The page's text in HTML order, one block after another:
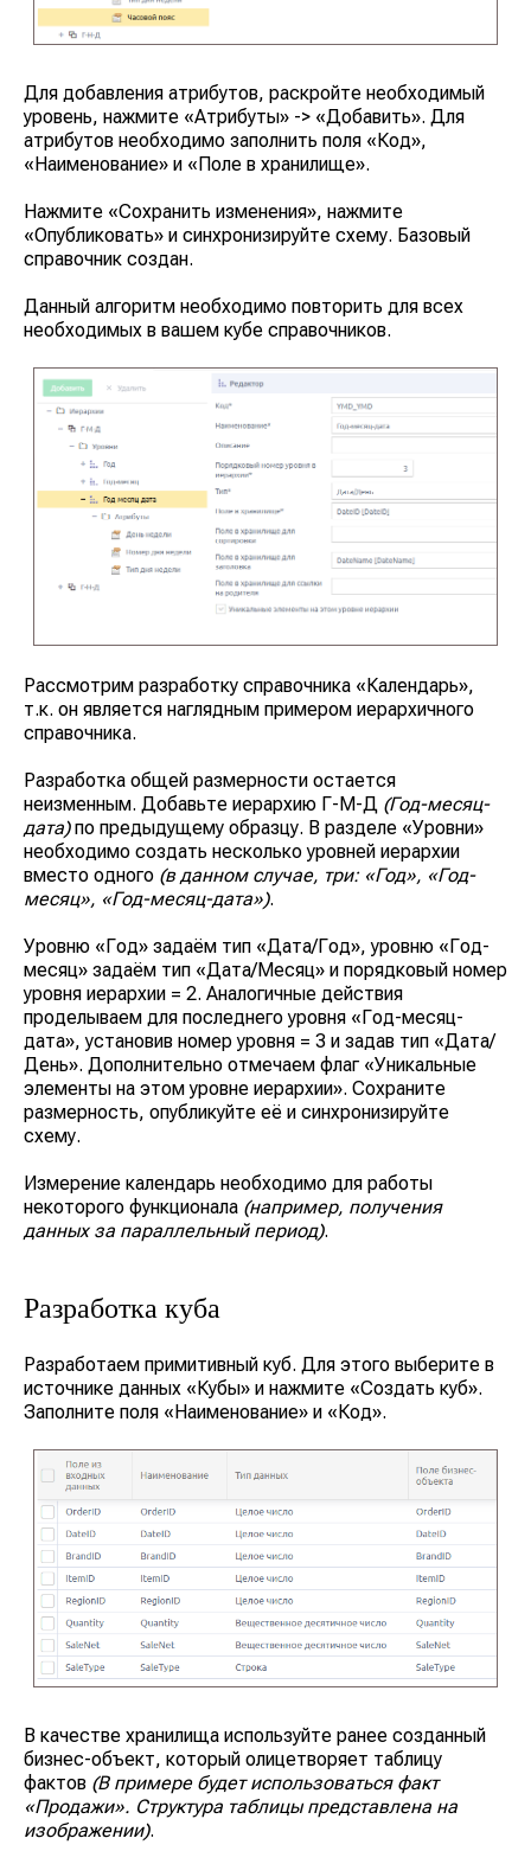
Для добавления атрибутов, раскройте необходимый
уровень, нажмите «Атрибуты» -> «Добавить». Для
атрибутов необходимо заполнить поля «Код»,
«Наименование» и «Поле в хранилище».
Нажмите «Сохранить изменения», нажмите
«Опубликовать» и синхронизируйте схему. Базовый
справочник создан.
Данный алгоритм необходимо повторить для всех
необходимых в вашем кубе справочников.
Рассмотрим разработку справочника «Календарь»,
т.к. он является наглядным примером иерархичного
справочника.
Разработка общей размерности остается
неизменным. Добавьте иерархию Г-М-Д (Год-месяц-
дата)по предыдущему образцу. В разделе «Уровни»
необходимо создать несколько уровней иерархии
вместо одного (в данном случае, три: «Год», «Год-
месяц», «Год-месяц-дата»).
Уровню «Год» задаём тип «Дата/Год», уровню «Год-
месяц» задаём тип «Дата/Месяц» и порядковый номер
уровня иерархии = 2. Аналогичные действия
проделываем для последнего уровня «Год-месяц-
дата», установив номер уровня = 3 и задав тип «Дата/
День». Дополнительно отмечаем флаг «Уникальные
элементы на этом уровне иерархии». Сохраните
размерность, опубликуйте её и синхронизируйте
схему.
Измерение календарь необходимо для работы
некоторого функционала (например, получения
данных за параллельный период).
Разработка куба
Разработаем примитивный куб. Для этого выберите в
источнике данных «Кубы» и нажмите «Создать куб».
Заполните поля «Наименование» и «Код».
В качестве хранилища используйте ранее созданный
бизнес-объект, который олицетворяет таблицу
фактов (В примере будет использоваться факт
«Продажи». Структура таблицы представлена на
изображении).